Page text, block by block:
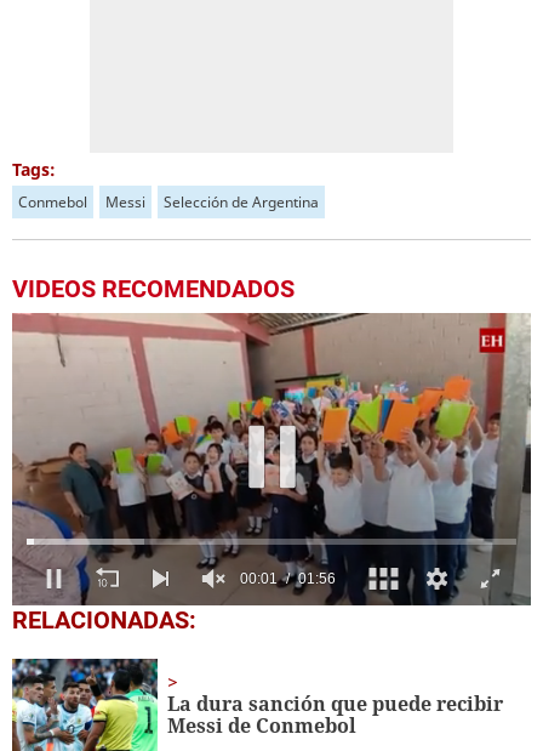
Tags:
Conmebol Messi Selección de Argentina
VIDEOS RECOMENDADOS
0
seconds
1
minute,
56
seconds
RELACIONADAS:
La dura sanción que puede recibir
Messi de Conmebol